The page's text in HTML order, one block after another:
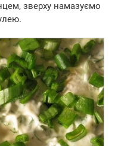
зверху намазуємо